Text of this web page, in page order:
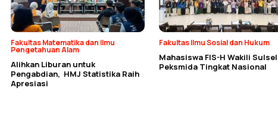
Fakultas Matematika dan Ilmu
Pengetahuan Alam
Alihkan Liburan untuk
Pengabdian, HMJ Statistika Raih
Apresiasi
Fakultas Ilmu Sosial dan Hukum
Mahasiswa FIS-H Wakili Sulsel
Peksmida Tingkat Nasional